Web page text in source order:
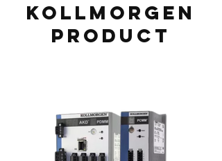
Kollmorgen
product